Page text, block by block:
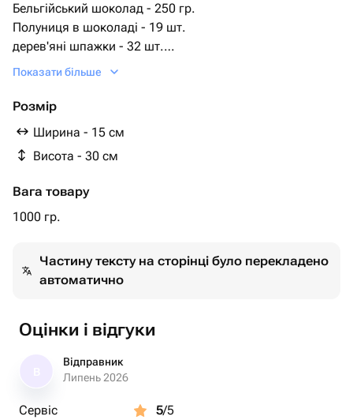
Бельгійський шоколад - 250 гр.
Полуниця в шоколаді - 19 шт.
дерев'яні шпажки - 32 шт.
прозорий папір - 1 шт.
Показати більше
Розмір
Ширина - 15 см
Висота - 30 см
Вага товару
1000 гр.
Частину тексту на сторінці було перекладено
автоматично
Оцінки і відгуки
Відправник
Липень 2026
Сервіс 5/5